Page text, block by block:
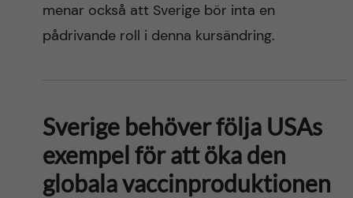
menar också att Sverige bör inta en
pådrivande roll i denna kursändring.
Sverige behöver följa USAs
exempel för att öka den
globala vaccinproduktionen